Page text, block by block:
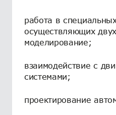
работа в
осуществляющих
моделирование;
взаимодействие с
системами;
проектирование